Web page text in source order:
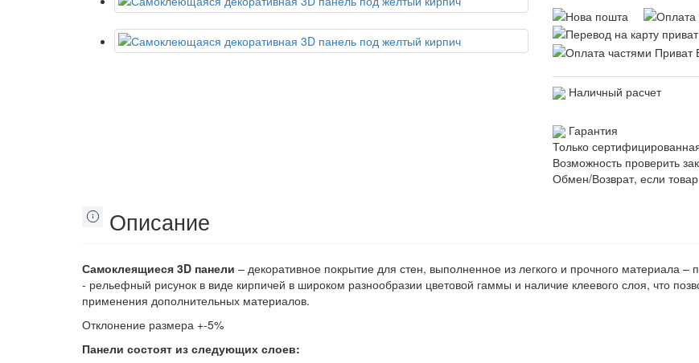
Наличный расчет
Гарантия
Только
Возможность проверить
Обмен/Возврат, если
Описание
Самоклеящиеся 3D панели – декоративное покрытие для стен, выполненное из легкого и прочного материала
- рельефный рисунок в виде кирпичей в широком разнообразии цветовой гаммы и наличие клеевого слоя, что
применения дополнительных материалов.
Отклонение размера +-5%
Панели состоят из следующих слоев: